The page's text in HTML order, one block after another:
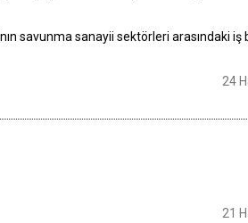
savunma sanayii sektörleri arasındaki iş
24
21